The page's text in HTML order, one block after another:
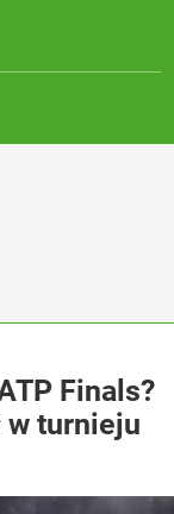
Finals?
w turnieju